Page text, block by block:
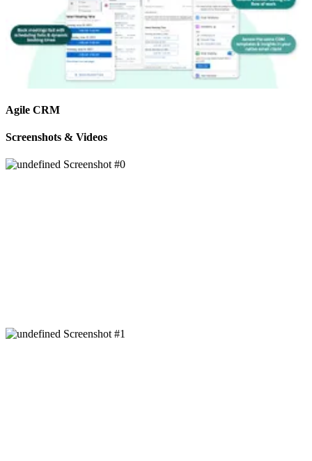
Agile CRM
Screenshots & Videos